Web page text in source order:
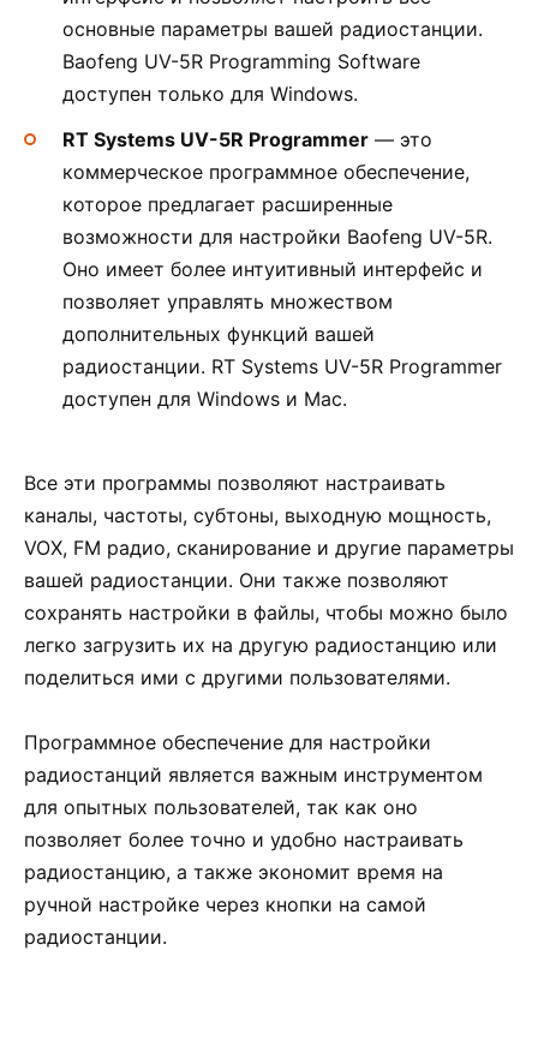
основные параметры вашей радиостанции.
Baofeng UV-5R Programming Software
доступен только для Windows.
RT Systems UV-5R Programmer — это
коммерческое программное обеспечение,
которое предлагает расширенные
возможности для настройки Baofeng UV-5R.
Оно имеет более интуитивный интерфейс и
позволяет управлять множеством
дополнительных функций вашей
радиостанции. RT Systems UV-5R Programmer
доступен для Windows и Mac.
Все эти программы позволяют настраивать
каналы, частоты, субтоны, выходную мощность,
VOX, FM радио, сканирование и другие параметры
вашей радиостанции. Они также позволяют
сохранять настройки в файлы, чтобы можно было
легко загрузить их на другую радиостанцию или
поделиться ими с другими пользователями.
Программное обеспечение для настройки
радиостанций является важным инструментом
для опытных пользователей, так как оно
позволяет более точно и удобно настраивать
радиостанцию, а также экономит время на
ручной настройке через кнопки на самой
радиостанции.